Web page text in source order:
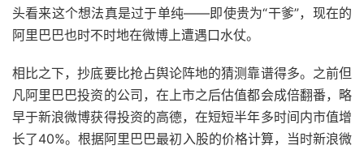
头看来这个想法真是过于单纯——即使贵为“干爹”，现在的
阿里巴巴也时不时地在微博上遭遇口水仗。
相比之下，抄底要比抢占舆论阵地的猜测靠谱得多。之前但
凡阿里巴巴投资的公司，在上市之后估值都会成倍翻番，略
早于新浪微博获得投资的高德，在短短半年多时间内市值增
长了40%。根据阿里巴巴最初入股的价格计算，当时新浪微